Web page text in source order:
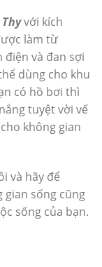
với kích
làm từ
điện và đan sợi
dùng cho khu
có hồ bơi thì
tuyệt vời vế
không gian
và hãy để
gian sống cũng
sống của bạn.